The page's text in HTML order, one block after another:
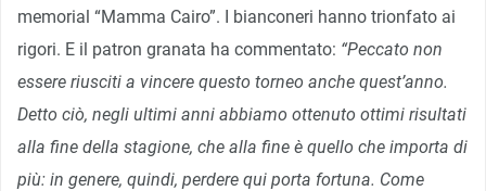
memorial “Mamma Cairo”. I bianconeri hanno trionfato ai
rigori. E il patron granata ha commentato: “Peccato non
essere riusciti a vincere questo torneo anche quest’anno.
Detto ciò, negli ultimi anni abbiamo ottenuto ottimi risultati
alla fine della stagione, che alla fine è quello che importa di
più: in genere, quindi, perdere qui porta fortuna. Come